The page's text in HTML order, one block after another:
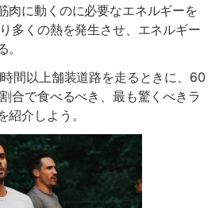
肉に動くのに必要なエネルギーを
多くの熱を発生させ、エネルギー
間以上舗装道路を走るときに、60
合で食べるべき、最も驚くべきラ
紹介しよう。